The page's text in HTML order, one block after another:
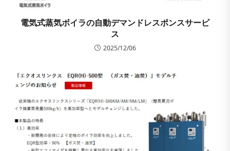
電気式蒸気ボイラの自動デマンドレスポンスサービ
ス
2025/12/06